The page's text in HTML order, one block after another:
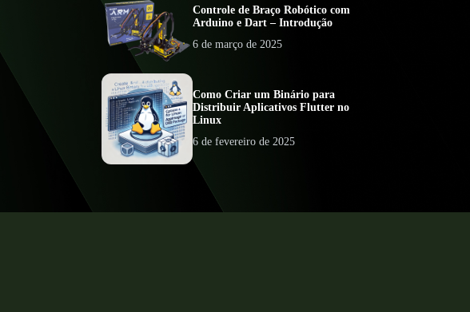
Controle de Braço Robótico com
Arduino e Dart – Introdução
6 de março de 2025
Como Criar um Binário para
Distribuir Aplicativos Flutter no
Linux
6 de fevereiro de 2025